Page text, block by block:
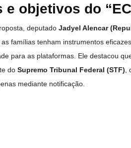
e objetivos do
deputado Jadyel Alencar
famílias tenham instrumentos
para as plataformas. Ele destacou
do Supremo Tribunal Federal (STF)
mediante notificação.